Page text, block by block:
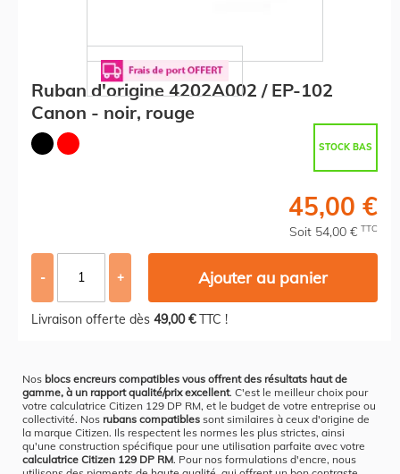
Ruban d'origine 4202A002 / EP-102
Canon - noir, rouge
STOCK BAS
45,00 €
Soit 54,00 € TTC
- + Ajouter au panier
Livraison offerte dès 49,00 €TTC !
Nos blocs encreurs compatibles vous offrent des résultats haut de
gamme, à un rapport qualité/prix excellent. C'est le meilleur choix pour
votre calculatrice Citizen 129 DP RM, et le budget de votre entreprise ou
collectivité. Nos rubans compatibles sont similaires à ceux d'origine de
la marque Citizen. Ils respectent les normes les plus strictes, ainsi
qu'une construction spécifique pour une utilisation parfaite avec votre
calculatrice Citizen 129 DP RM. Pour nos formulations d'encre, nous